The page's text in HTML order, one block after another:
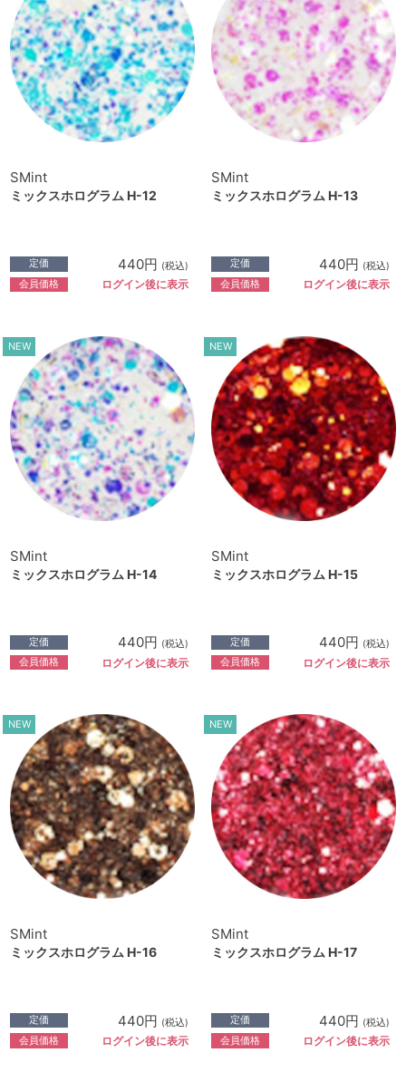
SMint
ミックスホログラム H-12
定価 440円 (税込)
会員価格 ログイン後に表示
SMint
ミックスホログラム H-13
定価 440円 (税込)
会員価格 ログイン後に表示
NEW
SMint
ミックスホログラム H-14
定価 440円 (税込)
会員価格 ログイン後に表示
NEW
SMint
ミックスホログラム H-15
定価 440円 (税込)
会員価格 ログイン後に表示
NEW
SMint
ミックスホログラム H-16
定価 440円 (税込)
会員価格 ログイン後に表示
NEW
SMint
ミックスホログラム H-17
定価 440円 (税込)
会員価格 ログイン後に表示